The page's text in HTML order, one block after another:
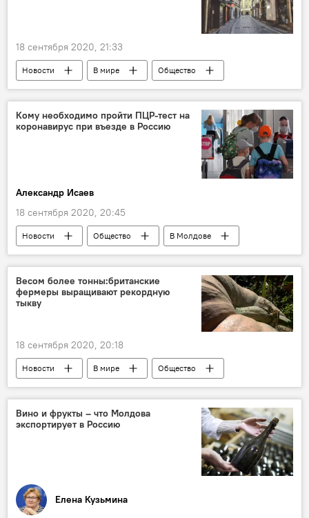
18 сентября 2020, 21:33
Новости В мире Общество
Кому необходимо пройти ПЦР-тест на
коронавирус при въезде в Россию
Александр Исаев
18 сентября 2020, 20:45
Новости Общество
В Молдове
Коронавирус
Весом более тонны:британские
фермеры выращивают рекордную
тыкву
18 сентября 2020, 20:18
Новости В мире Общество
Вино и фрукты – что Молдова
экспортирует в Россию
Елена Кузьмина